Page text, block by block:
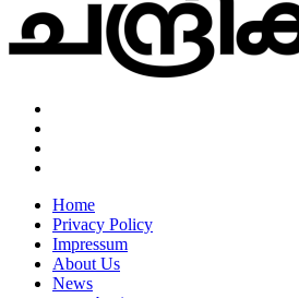
Home
Privacy Policy
Impressum
About Us
News